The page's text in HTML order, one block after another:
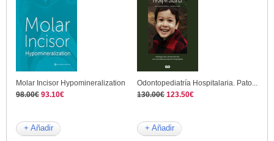
Molar Incisor Hypomineralization
98.00€ 93.10€
+ Añadir
Odontopediatría Hospitalaria. Pato...
130.00€ 123.50€
+ Añadir